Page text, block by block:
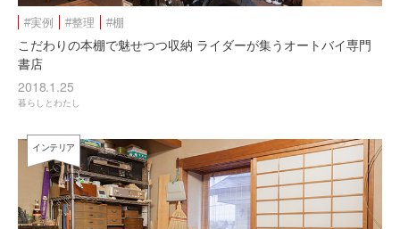
#実例 #整理 #棚
こだわりの本棚で魅せつつ収納 ライダーが集うオートバイ専門
書店
2018.1.25
暮らしとわたし
インテリア